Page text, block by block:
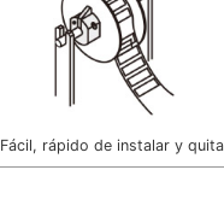
Fácil, rápido de instalar y